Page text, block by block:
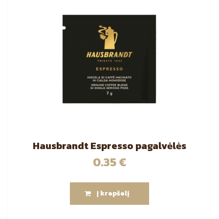
Hausbrandt Espresso pagalvėlės
0.35€
Į krepšelį